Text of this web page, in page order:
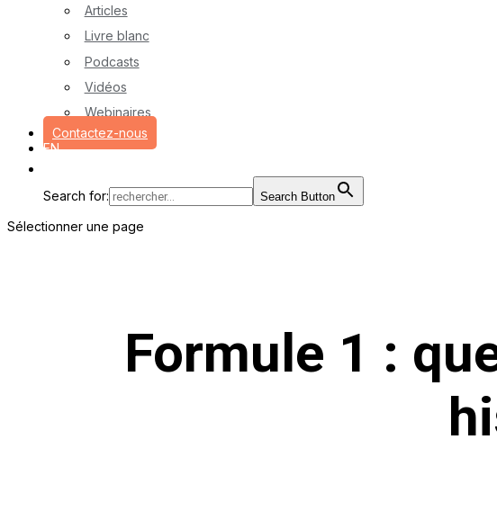
Articles
Livre blanc
Podcasts
Vidéos
Webinaires
Contactez-nous
EN
Search for: Search Button
Sélectionner une page
Formule 1 :